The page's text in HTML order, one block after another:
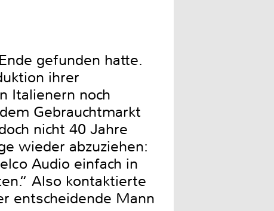
gefunden hatte.
ihrer
Italienern noch
Gebrauchtmarkt
nicht 40 Jahre
wieder abzuziehen:
Audio einfach in
Also kontaktierte
entscheidende Mann